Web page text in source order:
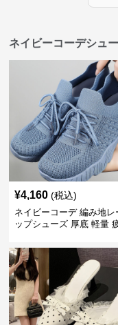
ネイビーコーデシュ
¥4,160 (税込)
ネイビーコーデ 編み地レ
ップシューズ 厚底 軽量